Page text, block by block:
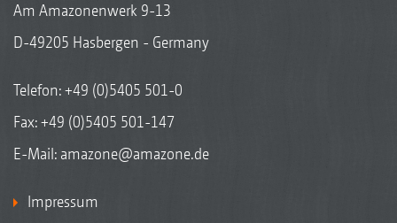
Am Amazonenwerk 9-13
D-49205 Hasbergen - Germany
Telefon:+49 (0)5405 501-0
Fax: +49 (0)5405 501-147
E-Mail: amazone@amazone.de
Impressum